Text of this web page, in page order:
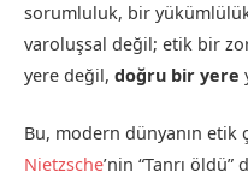
sorumluluk, bir yükümlülük
varoluşsal değil; etik bir
yere değil, doğru bir yere
Bu, modern dünyanın etik
Nietzsche’nin “Tanrı öldü”